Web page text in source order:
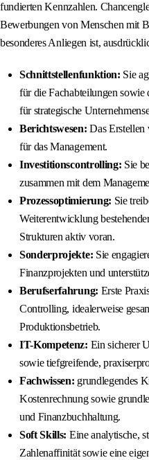
fundierten Kennzahlen.
Bewerbungen von Menschen mit
besonderes Anliegen ist,
Schnittstellenfunktion: Sie
für die Fachabteilungen sowie
für strategische
Berichtswesen: Das Erstellen
für das Management.
Investitionscontrolling: Sie
zusammen mit dem
Prozessoptimierung: Sie
Weiterentwicklung
Strukturen aktiv voran.
Sonderprojekte: Sie
Finanzprojekten und
Berufserfahrung: Erste
Controlling, idealerweise
Produktionsbetrieb.
IT-Kompetenz: Ein sicherer
sowie tiefgreifende,
Fachwissen: grundlegendes
Kostenrechnung sowie
und Finanzbuchhaltung.
Soft Skills: Eine analytische,
Zahlenaffinität sowie eine